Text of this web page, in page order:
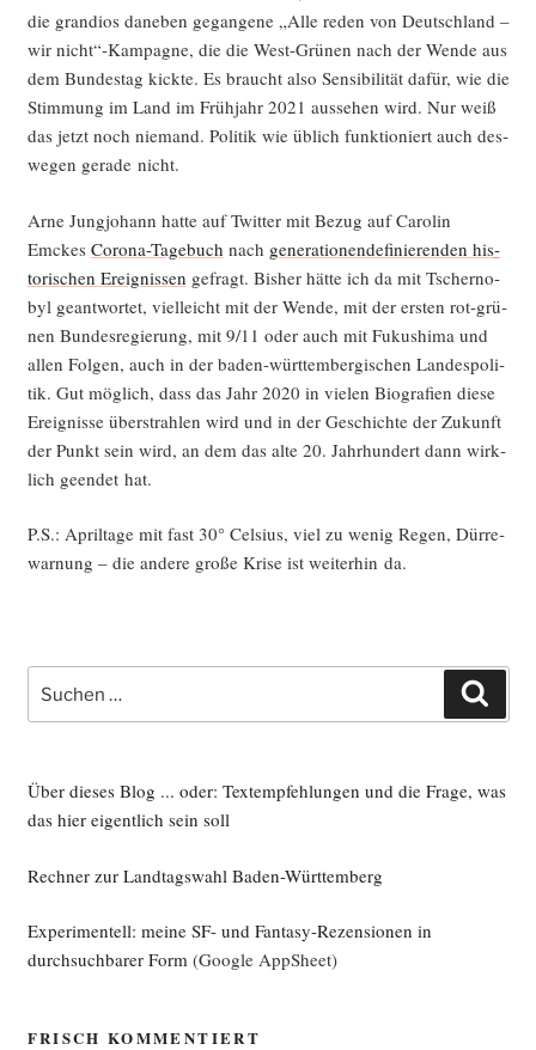
die gran­di­os dane­ben gegan­ge­ne „Alle reden von Deutsch­land –
wir nicht“-Kampagne, die die West-Grü­nen nach der Wen­de aus
dem Bun­des­tag kick­te. Es braucht also Sen­si­bi­li­tät dafür, wie die
Stim­mung im Land im Früh­jahr 2021 aus­se­hen wird. Nur weiß
das jetzt noch nie­mand. Poli­tik wie üblich funk­tio­niert auch des­
we­gen gera­de nicht.
Arne Jung­jo­hann hat­te auf Twit­ter mit Bezug auf Caro­lin
Emckes Coro­na-Tage­buch nach gene­ra­tio­nen­de­fi­nie­ren­den his­
to­ri­schen Ereig­nis­sen gefragt. Bis­her hät­te ich da mit Tscher­no­
byl geant­wor­tet, viel­leicht mit der Wen­de, mit der ers­ten rot-grü­
nen Bun­des­re­gie­rung, mit 9/11 oder auch mit Fuku­shi­ma und
allen Fol­gen, auch in der baden-würt­tem­ber­gi­schen Lan­des­po­li­
tik. Gut mög­lich, dass das Jahr 2020 in vie­len Bio­gra­fien die­se
Ereig­nis­se über­strah­len wird und in der Geschich­te der Zukunft
der Punkt sein wird, an dem das alte 20. Jahr­hun­dert dann wirk­
lich geen­det hat.
P.S.: April­ta­ge mit fast 30° Cel­si­us, viel zu wenig Regen, Dür­re­
war­nung – die ande­re gro­ße Kri­se ist wei­ter­hin da.
nach:
Über dieses Blog ... oder: Textempfehlungen und die Frage, was
das hier eigentlich sein soll
Rechner zur Landtagswahl Baden-Württemberg
Experimentell: meine SF- und Fantasy-Rezensionen in
durchsuchbarer Form(Google AppSheet)
FRISCH KOMMENTIERT